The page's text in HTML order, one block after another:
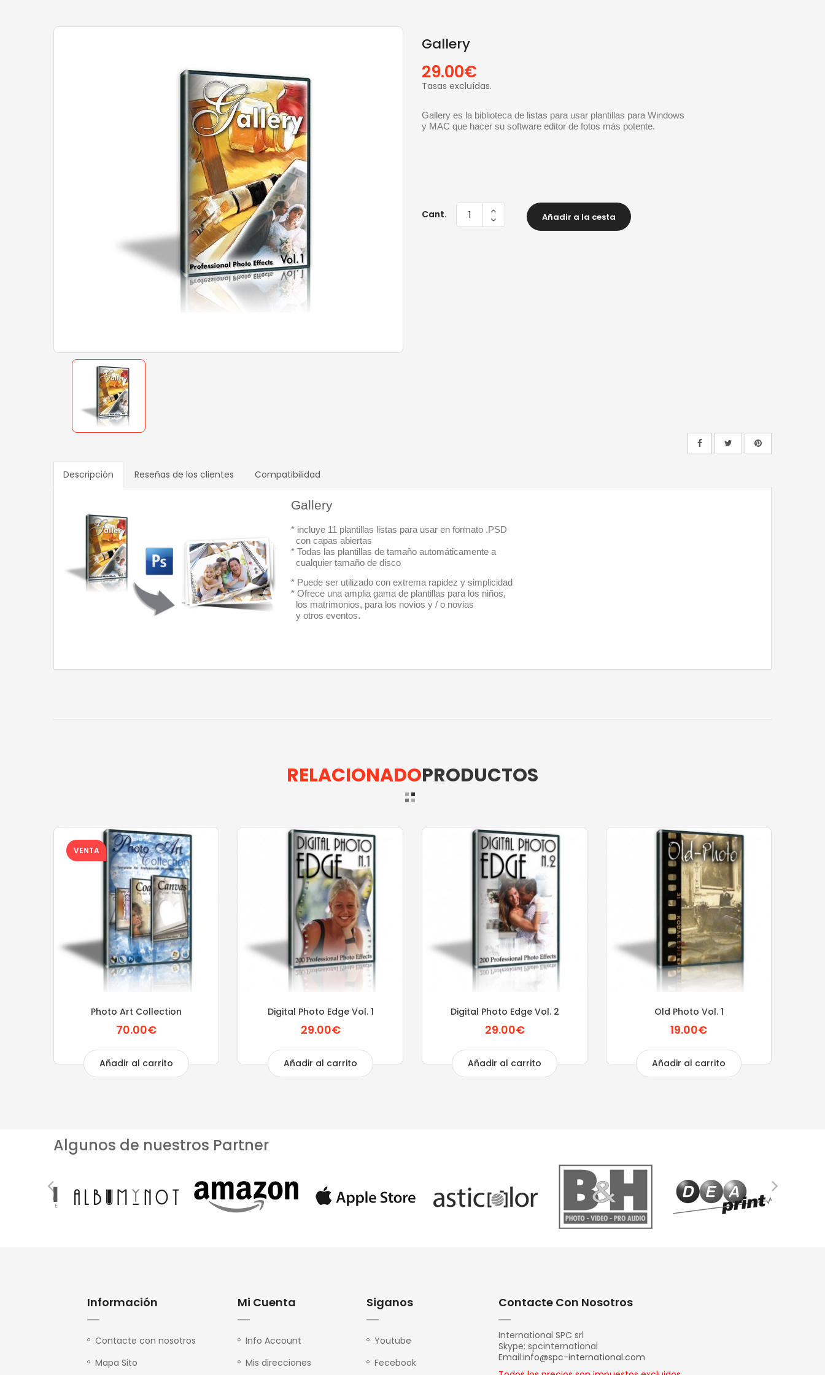
Gallery
29.00€
Tasas excluídas.
Gallery es la biblioteca de listas para usar plantillas para Windows
y MAC que hacer su software editor de fotos más potente.
Cant. Añadir a la cesta
Descripción Reseñas de los clientes Compatibilidad
Gallery
* incluye 11 plantillas listas para usar en formato .PSD
con capas abiertas
* Todas las plantillas de tamaño automáticamente a
cualquier tamaño de disco
* Puede ser utilizado con extrema rapidez y simplicidad
* Ofrece una amplia gama de plantillas para los niños,
los matrimonios, para los novios y / o novias
y otros eventos.
RELACIONADOPRODUCTOS
VENTA
Photo Art Collection
70.00€
Añadir al carrito
Digital Photo Edge Vol. 1
29.00€
Añadir al carrito
Digital Photo Edge Vol. 2
29.00€
Añadir al carrito
Old Photo Vol. 1
19.00€
Añadir al carrito
Algunos de nuestros Partner
Información
Contacte con nosotros
Mapa Sito
Mi Cuenta
Info Account
Mis direcciones
Siganos
Youtube
Fecebook
Contacte Con Nosotros
International SPC srl
Skype: spcinternational
Email:info@spc-international.com